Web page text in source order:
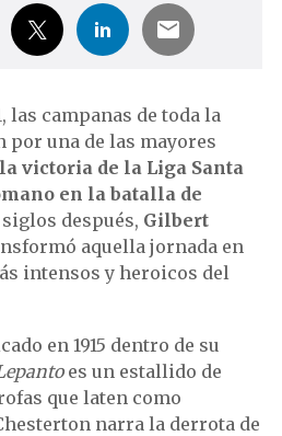
las campanas de toda la
una de las mayores
la victoria de la Liga Santa
en la batalla de
después, Gilbert
aquella jornada en
intensos y heroicos del
en 1915 dentro de su
es un estallido de
que laten como
narra la derrota de